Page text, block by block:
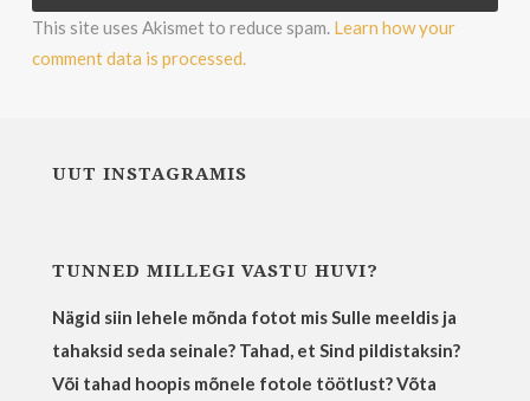
This site uses Akismet to reduce spam. Learn how your
comment data is processed.
UUT INSTAGRAMIS
TUNNED MILLEGI VASTU HUVI?
Nägid siin lehele mõnda fotot mis Sulle meeldis ja
tahaksid seda seinale? Tahad, et Sind pildistaksin?
Või tahad hoopis mõnele fotole töötlust? Võta